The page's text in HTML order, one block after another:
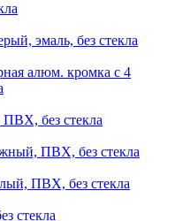
эмаль, без стекла
алюм. кромка с 4
без стекла
ПВХ, без стекла
ПВХ, без стекла
стекла